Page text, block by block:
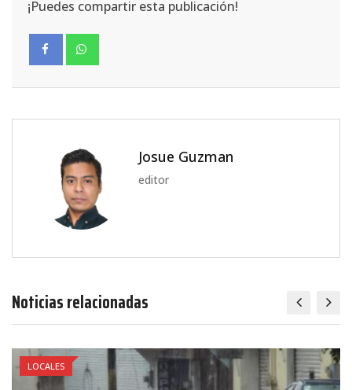
¡Puedes compartir esta publicación!
Josue Guzman
editor
Noticias relacionadas
LOCALES